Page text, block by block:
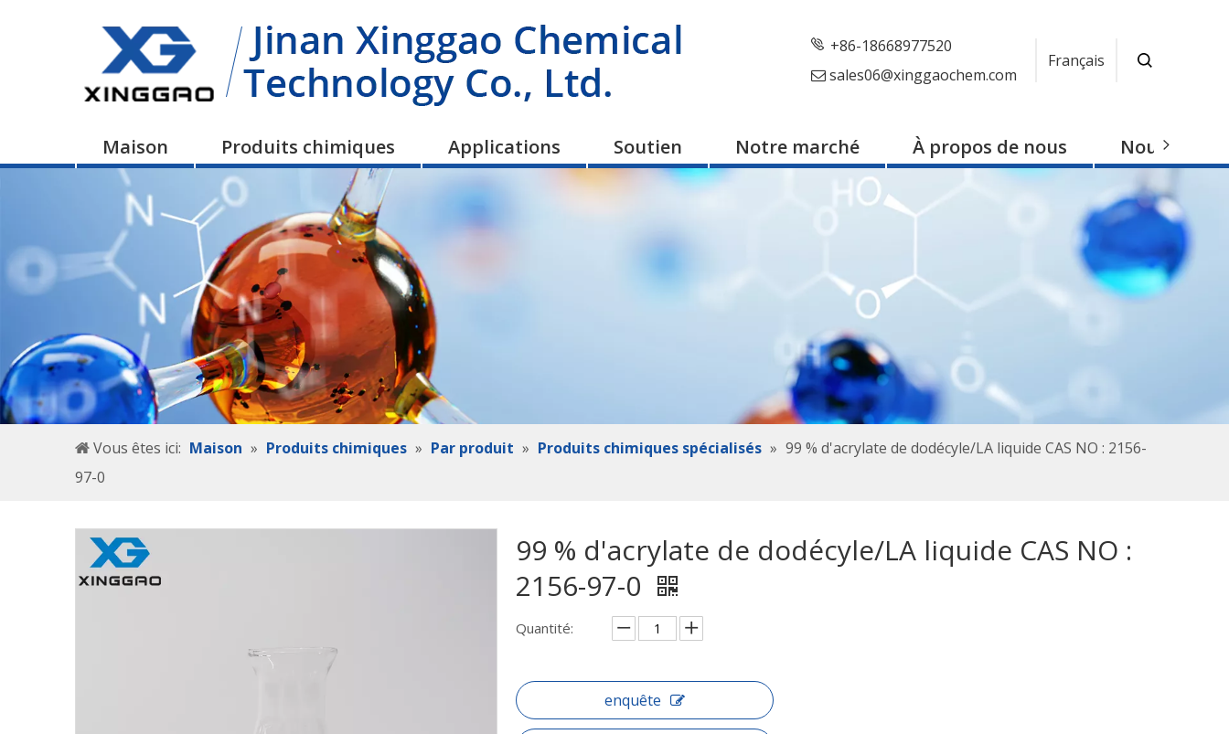
+86-18668977520
 sales06@xinggaochem.com
Français
Maison Produits chimiques Applications Soutien Notre marché À propos de nous Nouvelles
Vous êtes ici: Maison » Produits chimiques » Par produit » Produits chimiques spécialisés » 99 % d'acrylate de dodécyle/LA liquide CAS NO : 2156-
97-0
99 % d'acrylate de dodécyle/LA liquide CAS NO :
2156-97-0
Quantité:
enquête